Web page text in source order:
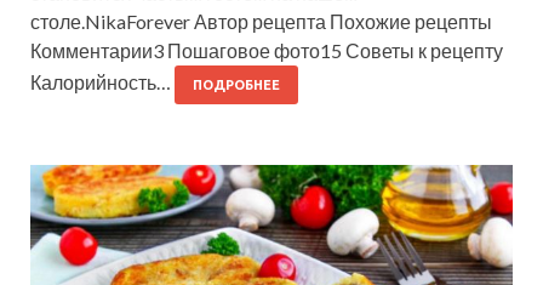
столе.NikaForever Автор рецепта Похожие рецепты
Комментарии3 Пошаговое фото15 Советы к рецепту
Калорийность…
ПОДРОБНЕЕ